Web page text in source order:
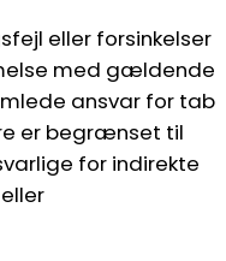
eller forsinkelser
med gældende
ansvar for tab
er begrænset til
for indirekte